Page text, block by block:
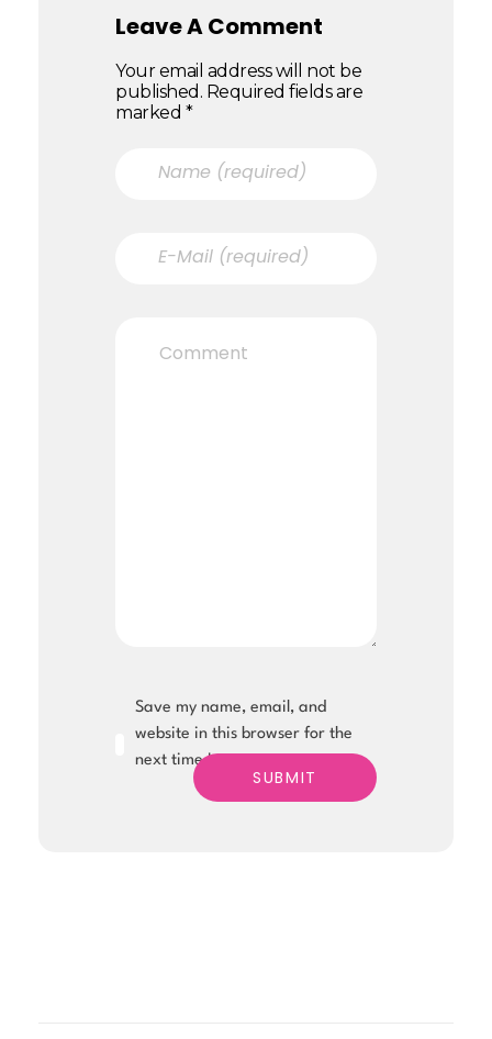
Leave A Comment
Your email address will not be
published. Required fields are
marked *
Save my name, email, and
website in this browser for the
next time I comment.